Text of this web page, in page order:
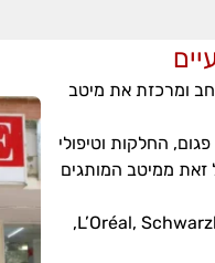
ומרכזת את מיטב
החלקות וטיפולי
זאת ממיטב המותגים
L’Oréal, Schwarzkopf, Wella, Paul Mitchell, Indola, Olaplex, Foreveryoung,